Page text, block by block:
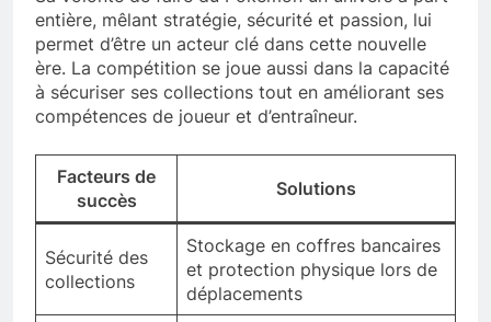
entière, mêlant stratégie, sécurité et passion, lui
permet d’être un acteur clé dans cette nouvelle
ère. La compétition se joue aussi dans la capacité
à sécuriser ses collections tout en améliorant ses
compétences de joueur et d’entraîneur.
Facteurs de
succès
Solutions
Sécurité des
collections
Stockage en coffres bancaires
et protection physique lors de
déplacements